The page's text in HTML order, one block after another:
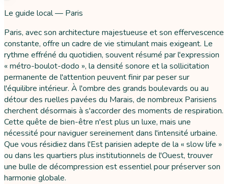
Le guide local — Paris
Paris, avec son architecture majestueuse et son effervescence
constante, offre un cadre de vie stimulant mais exigeant. Le
rythme effréné du quotidien, souvent résumé par l'expression
« métro-boulot-dodo », la densité sonore et la sollicitation
permanente de l'attention peuvent finir par peser sur
l'équilibre intérieur. À l'ombre des grands boulevards ou au
détour des ruelles pavées du Marais, de nombreux Parisiens
cherchent désormais à s'accorder des moments de respiration.
Cette quête de bien-être n'est plus un luxe, mais une
nécessité pour naviguer sereinement dans l'intensité urbaine.
Que vous résidiez dans l'Est parisien adepte de la « slow life »
ou dans les quartiers plus institutionnels de l'Ouest, trouver
une bulle de décompression est essentiel pour préserver son
harmonie globale.